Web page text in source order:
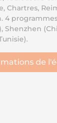
Chartres,
4
Shenzhen
de